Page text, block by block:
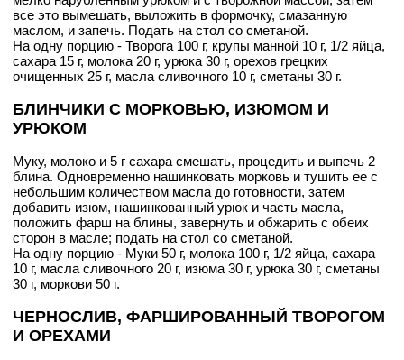
все это вымешать, выложить в формочку, смазанную
маслом, и запечь. Подать на стол со сметаной.
На одну порцию - Творога 100 г, крупы манной 10 г, 1/2 яйца,
сахара 15 г, молока 20 г, урюка 30 г, орехов грецких
очищенных 25 г, масла сливочного 10 г, сметаны 30 г.
БЛИНЧИКИ С МОРКОВЬЮ, ИЗЮМОМ И
УРЮКОМ
Муку, молоко и 5 г сахара смешать, процедить и выпечь 2
блина. Одновременно нашинковать морковь и тушить ее с
небольшим количеством масла до готовности, затем
добавить изюм, нашинкованный урюк и часть масла,
положить фарш на блины, завернуть и обжарить с обеих
сторон в масле; подать на стол со сметаной.
На одну порцию - Муки 50 г, молока 100 г, 1/2 яйца, сахара
10 г, масла сливочного 20 г, изюма 30 г, урюка 30 г, сметаны
30 г, моркови 50 г.
ЧЕРНОСЛИВ, ФАРШИРОВАННЫЙ ТВОРОГОМ
И ОРЕХАМИ